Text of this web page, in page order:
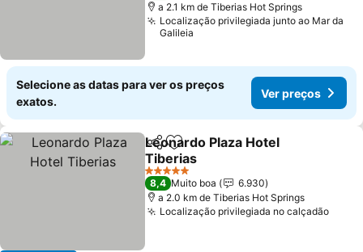
a 2.1 km de Tiberias Hot Springs
Localização privilegiada junto ao Mar da
Galileia
Selecione as datas para ver os preços
exatos.
Ver preços
PartilharAdicionar aos favoritos
Leonardo Plaza Hotel
Tiberias
5 Estrelas
8,4 Muito boa
6.930
a 2.0 km de Tiberias Hot Springs
Localização privilegiada no calçadão